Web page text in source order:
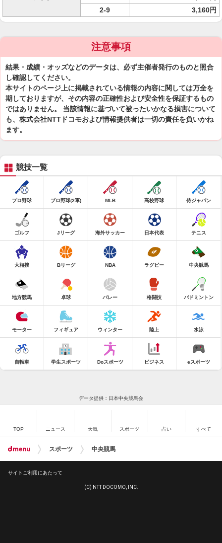
2-9
3,160円
注意事項
結果・成績・オッズなどのデータは、必ず主催者発行のものと照合
し確認してください。
本サイトのページ上に掲載されている情報の内容に関しては万全を
期しておりますが、その内容の正確性および安全性を保証するもの
ではありません。 当該情報に基づいて被ったいかなる損害について
も、株式会社NTTドコモおよび情報提供者は一切の責任を負いかね
ます。
競技一覧
プロ野球 プロ野球(2軍) MLB 高校野球 侍ジャパン
ゴルフ Jリーグ 海外サッカー 日本代表 テニス
大相撲 Bリーグ NBA ラグビー 中央競馬
地方競馬 卓球 バレー 格闘技 バドミントン
モーター フィギュア ウィンター 陸上 水泳
自転車 学生スポーツ Doスポーツ ビジネス eスポーツ
データ提供：日本中央競馬会
TOP ニュース 天気 スポーツ 占い すべて
スポーツ 中央競馬
サイトご利用にあたって
(C) NTT DOCOMO, INC.